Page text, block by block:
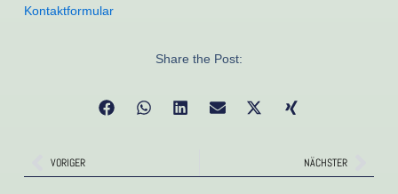
Kontaktformular
Share the Post:
Zurück
VORIGER NÄCHSTER